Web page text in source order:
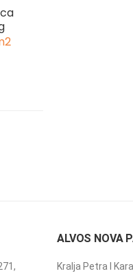
ALVOS NOVA
Kralja Petra I